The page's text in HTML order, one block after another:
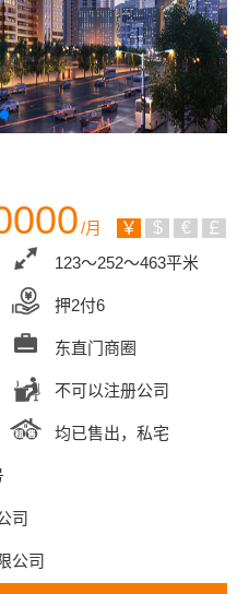
/月 ￥ $ €
￡
123～252～463平米
押2付6
东直门商圈
不可以注册公司
均已售出，私宅
司
公司